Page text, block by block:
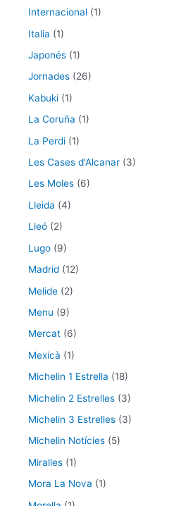
Internacional (1)
Italia (1)
Japonés (1)
Jornades (26)
Kabuki (1)
La Coruña (1)
La Perdi (1)
Les Cases d'Alcanar (3)
Les Moles (6)
Lleida (4)
Lleó (2)
Lugo (9)
Madrid (12)
Melide (2)
Menu (9)
Mercat (6)
Mexicà (1)
Michelin 1 Estrella (18)
Michelin 2 Estrelles (3)
Michelin 3 Estrelles (3)
Michelin Notícies (5)
Miralles (1)
Mora La Nova (1)